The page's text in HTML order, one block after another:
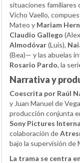
situaciones familiares
Vicho Vaello,
Mateo y Mariam
Claudio Gallego
Almodóvar(Luis),
(Bea)— y las abuelas
Rosario Pardo, la
Narrativa y
Coescrita por Raúl
y Juan Manuel de
producción conjunta
Sony Pictures
colaboración de
bajo la supervisión de
La trama se centra